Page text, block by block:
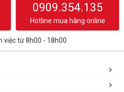
0909.354.135
Hotline mua hàng online
việc từ 8h00 - 18h00